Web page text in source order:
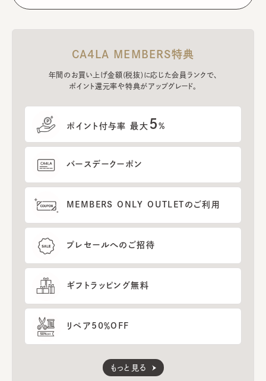
CA4LA MEMBERS特典
年間のお買い上げ金額(税抜)に応じた会員ランクで、
ポイント還元率や特典がアップグレード。
ポイント付与率 最大 5%
バースデークーポン
MEMBERS ONLY OUTLETのご利用
プレセールへのご招待
ギフトラッピング無料
リペア50％OFF
もっと見る